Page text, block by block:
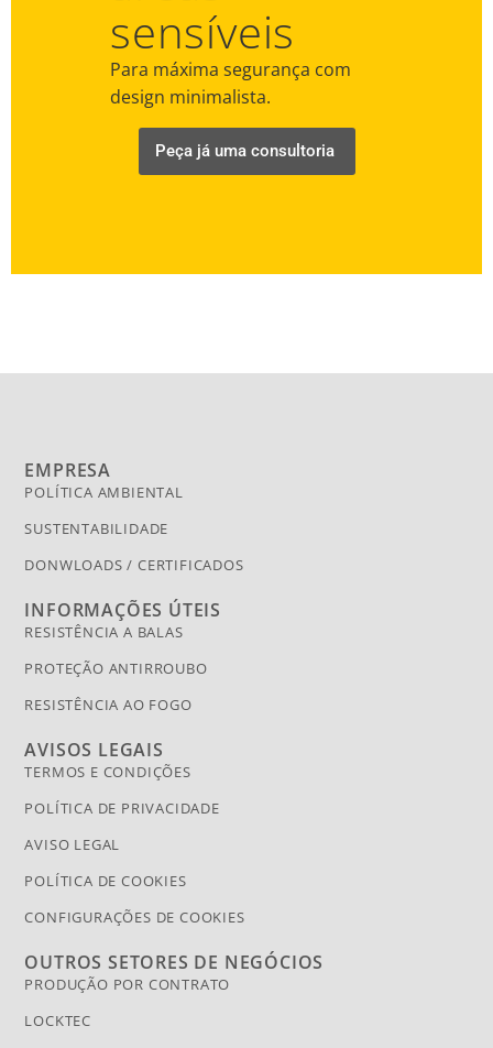
sensíveis
Para máxima segurança com
design minimalista.
Peça já uma consultoria
EMPRESA
POLÍTICA AMBIENTAL
SUSTENTABILIDADE
DONWLOADS / CERTIFICADOS
INFORMAÇÕES ÚTEIS
RESISTÊNCIA A BALAS
PROTEÇÃO ANTIRROUBO
RESISTÊNCIA AO FOGO
AVISOS LEGAIS
TERMOS E CONDIÇÕES
POLÍTICA DE PRIVACIDADE
AVISO LEGAL
POLÍTICA DE COOKIES
CONFIGURAÇÕES DE COOKIES
OUTROS SETORES DE NEGÓCIOS
PRODUÇÃO POR CONTRATO
LOCKTEC